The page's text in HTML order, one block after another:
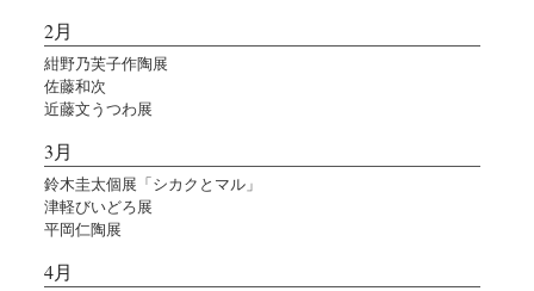
2月
紺野乃芙子作陶展
佐藤和次
近藤文うつわ展
3月
鈴木圭太個展「シカクとマル」
津軽びいどろ展
平岡仁陶展
4月